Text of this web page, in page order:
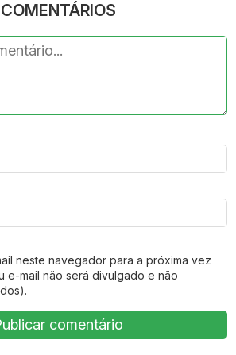
COMENTÁRIOS
neste navegador para a próxima vez
e-mail não será divulgado e não